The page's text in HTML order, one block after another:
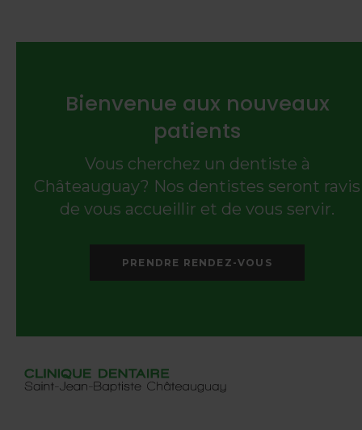
Bienvenue aux nouveaux
patients
Vous cherchez un dentiste à
Châteauguay? Nos dentistes seront ravis
de vous accueillir et de vous servir.
PRENDRE RENDEZ-VOUS